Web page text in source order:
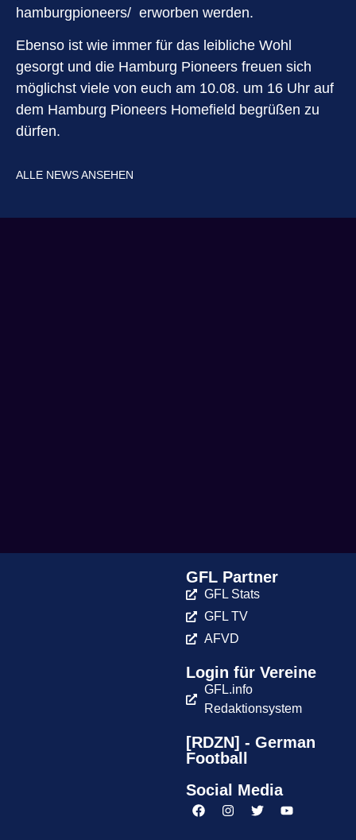
hamburgpioneers/ erworben werden.
Ebenso ist wie immer für das leibliche Wohl
gesorgt und die Hamburg Pioneers freuen sich
möglichst viele von euch am 10.08. um 16 Uhr auf
dem Hamburg Pioneers Homefield begrüßen zu
dürfen.
ALLE NEWS ANSEHEN
GFL Partner
GFL Stats
GFL TV
AFVD
Login für Vereine
GFL.info
Redaktionsystem
[RDZN] - German
Football
Social Media